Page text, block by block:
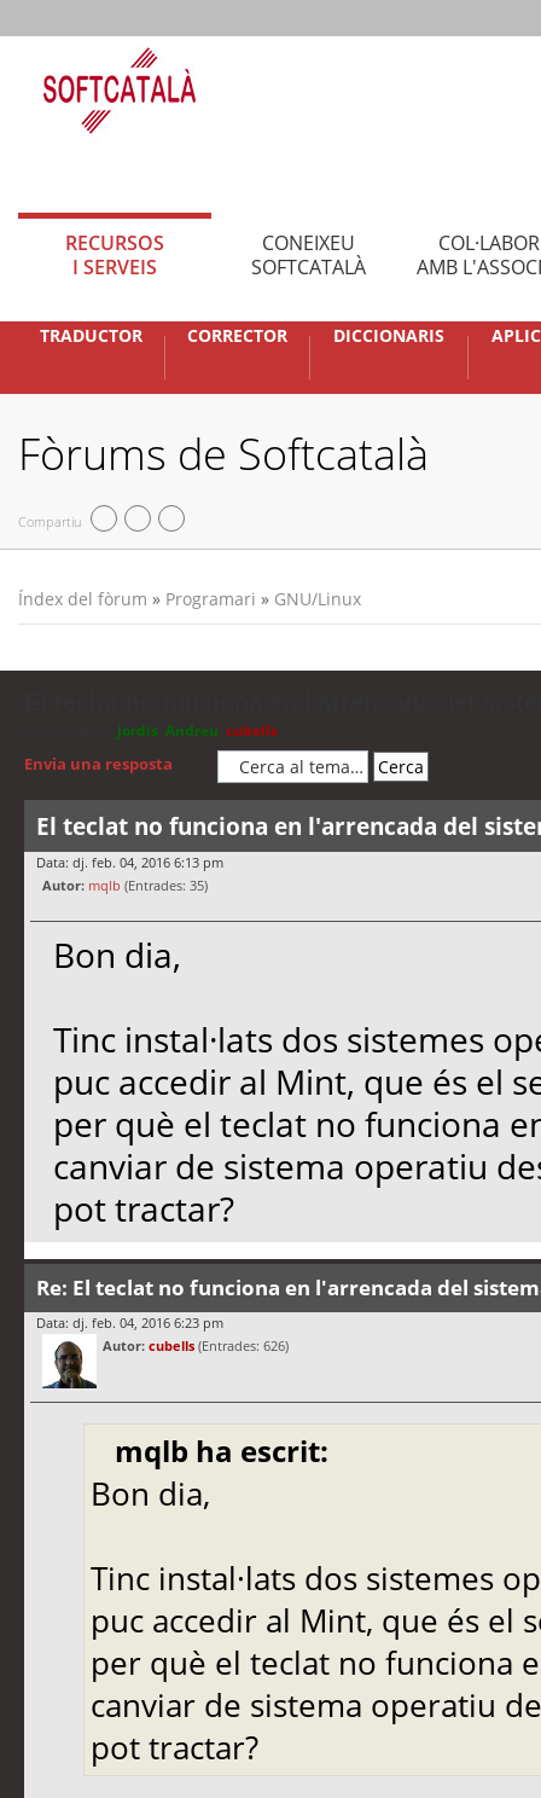
RECURSOS
I SERVEIS
CONEIXEU
SOFTCATALÀ
AMB
TRADUCTOR CORRECTOR DICCIONARIS
Fòrums de Softcatalà
Compartiu
Índex del fòrum » Programari » GNU/Linux
jordis Andreu cubells
Envia una resposta
El teclat no funciona en l'arrencada del
Data: dj. feb. 04, 2016 6:13 pm
Autor: mqlb (Entrades: 35)
Bon dia,
Tinc instal·lats dos sistemes
puc accedir al Mint, que és el
per què el teclat no funciona
canviar de sistema operatiu
pot tractar?
Re: El teclat no funciona en l'arrencada del
Data: dj. feb. 04, 2016 6:23 pm
Autor: cubells (Entrades: 626)
mqlb ha escrit:
Bon dia,
Tinc instal·lats dos sistemes
puc accedir al Mint, que és el
per què el teclat no funciona
canviar de sistema operatiu
pot tractar?